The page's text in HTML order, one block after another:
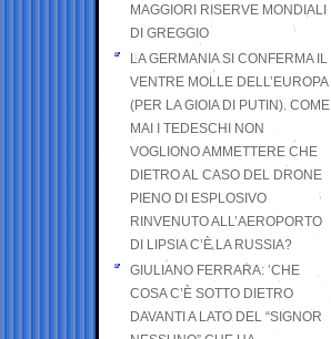
MAGGIORI RISERVE MONDIALI
DI GREGGIO
LA GERMANIA SI CONFERMA IL
VENTRE MOLLE DELL’EUROPA
(PER LA GIOIA DI PUTIN). COME
MAI I TEDESCHI NON
VOGLIONO AMMETTERE CHE
DIETRO AL CASO DEL DRONE
PIENO DI ESPLOSIVO
RINVENUTO ALL’AEROPORTO
DI LIPSIA C’È LA RUSSIA?
GIULIANO FERRARA: ’CHE
COSA C’È SOTTO DIETRO
DAVANTI A LATO DEL “SIGNOR